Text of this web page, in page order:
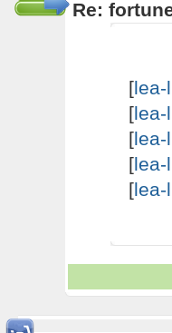
Re:
[lea-
[lea-
[lea-
[lea-
[lea-